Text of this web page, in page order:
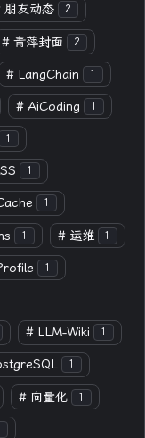
朋友动态 2
# 青萍封面 2
# LangChain 1
# AiCoding 1
1
1
1
1 # 运维 1
1
# LLM-Wiki 1
1
# 向量化 1